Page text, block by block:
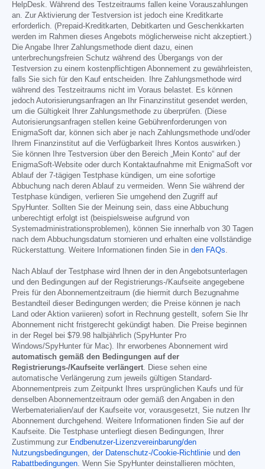
HelpDesk. Während des Testzeitraums fallen keine Vorauszahlungen
an. Zur Aktivierung der Testversion ist jedoch eine Kreditkarte
erforderlich. (Prepaid-Kreditkarten, Debitkarten und Geschenkkarten
werden im Rahmen dieses Angebots möglicherweise nicht akzeptiert.)
Die Angabe Ihrer Zahlungsmethode dient dazu, einen
unterbrechungsfreien Schutz während des Übergangs von der
Testversion zu einem kostenpflichtigen Abonnement zu gewährleisten,
falls Sie sich für den Kauf entscheiden. Ihre Zahlungsmethode wird
während des Testzeitraums nicht im Voraus belastet. Es können
jedoch Autorisierungsanfragen an Ihr Finanzinstitut gesendet werden,
um die Gültigkeit Ihrer Zahlungsmethode zu überprüfen. (Diese
Autorisierungsanfragen stellen keine Gebührenforderungen von
EnigmaSoft dar, können sich aber je nach Zahlungsmethode und/oder
Ihrem Finanzinstitut auf die Verfügbarkeit Ihres Kontos auswirken.)
Sie können Ihre Testversion über den Bereich „Mein Konto“ auf der
EnigmaSoft-Website oder durch Kontaktaufnahme mit EnigmaSoft vor
Ablauf der 7-tägigen Testphase kündigen, um eine sofortige
Abbuchung nach deren Ablauf zu vermeiden. Wenn Sie während der
Testphase kündigen, verlieren Sie umgehend den Zugriff auf
SpyHunter. Sollten Sie der Meinung sein, dass eine Abbuchung
unberechtigt erfolgt ist (beispielsweise aufgrund von
Systemadministrationsproblemen), können Sie innerhalb von 30 Tagen
nach dem Abbuchungsdatum stornieren und erhalten eine vollständige
Rückerstattung. Weitere Informationen finden Sie in den FAQs.
Nach Ablauf der Testphase wird Ihnen der in den Angebotsunterlagen
und den Bedingungen auf der Registrierungs-/Kaufseite angegebene
Preis für den Abonnementzeitraum (die hiermit durch Bezugnahme
Bestandteil dieser Bedingungen werden; die Preise können je nach
Land oder Aktion variieren) sofort in Rechnung gestellt, sofern Sie Ihr
Abonnement nicht fristgerecht gekündigt haben. Die Preise beginnen
in der Regel bei $79.98 halbjährlich (SpyHunter Pro
Windows/SpyHunter für Mac). Ihr erworbenes Abonnement wird
automatisch gemäß den Bedingungen auf der
Registrierungs-/Kaufseite verlängert. Diese sehen eine
automatische Verlängerung zum jeweils gültigen Standard-
Abonnementpreis zum Zeitpunkt Ihres ursprünglichen Kaufs und für
denselben Abonnementzeitraum oder gemäß den Angaben in den
Werbematerialien/auf der Kaufseite vor, vorausgesetzt, Sie nutzen Ihr
Abonnement durchgehend. Weitere Informationen finden Sie auf der
Kaufseite. Die Testphase unterliegt diesen Bedingungen, Ihrer
Zustimmung zur Endbenutzer-Lizenzvereinbarung/den
Nutzungsbedingungen, der Datenschutz-/Cookie-Richtlinie und den
Rabattbedingungen. Wenn Sie SpyHunter deinstallieren möchten,